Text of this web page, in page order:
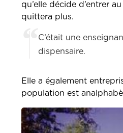
qu’elle décide d’entrer
quittera plus.
C’était une
dispensaire.
Elle a également
population est